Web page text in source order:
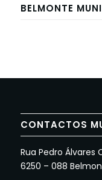
BELMONTE
CONTACTOS
Rua Pedro Álvares
6250 – 088